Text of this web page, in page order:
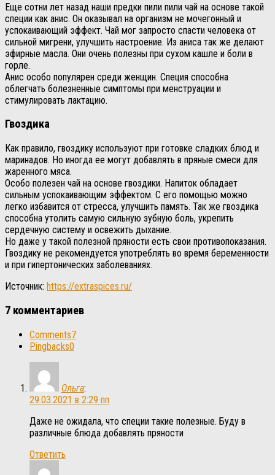
Еще сотни лет назад наши предки пили пили чай на основе такой
специи как анис. Он оказывал на организм не мочегонный и
успокаивающий эффект. Чай мог запросто спасти человека от
сильной мигрени, улучшить настроение. Из аниса так же делают
эфирные масла. Они очень полезны при сухом кашле и боли в
горле.
Анис особо популярен среди женщин. Специя способна
облегчать болезненные симптомы при менструации и
стимулировать лактацию.
Гвоздика
Как правило, гвоздику используют при готовке сладких блюд и
маринадов. Но иногда ее могут добавлять в пряные смеси для
жаренного мяса.
Особо полезен чай на основе гвоздики. Напиток обладает
сильным успокаивающим эффектом. С его помощью можно
легко избавится от стресса, улучшить память. Так же гвоздика
способна утолить самую сильную зубную боль, укрепить
сердечную систему и освежить дыхание.
Но даже у такой полезной пряности есть свои противопоказания.
Гвоздику не рекомендуется употреблять во время беременности
и при гипертонических заболеваниях.
Источник: https://extraspices.ru/
7 комментариев
Comments7
Pingbacks0
Ольга:
29.03.2021 в 2:29 пп
Даже не ожидала, что специи такие полезные. Буду в
различные блюда добавлять пряности
Ответить